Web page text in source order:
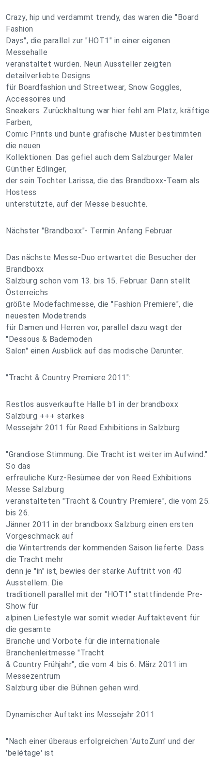
Crazy, hip und verdammt trendy, das waren die "Board
Fashion
Days", die parallel zur "HOT1" in einer eigenen
Messehalle
veranstaltet wurden. Neun Aussteller zeigten
detailverliebte Designs
für Boardfashion und Streetwear, Snow Goggles,
Accessoires und
Sneakers. Zurückhaltung war hier fehl am Platz, kräftige
Farben,
Comic Prints und bunte grafische Muster bestimmten
die neuen
Kollektionen. Das gefiel auch dem Salzburger Maler
Günther Edlinger,
der sein Tochter Larissa, die das Brandboxx-Team als
Hostess
unterstützte, auf der Messe besuchte.
Nächster "Brandboxx"- Termin Anfang Februar
Das nächste Messe-Duo ertwartet die Besucher der
Brandboxx
Salzburg schon vom 13. bis 15. Februar. Dann stellt
Österreichs
größte Modefachmesse, die "Fashion Premiere", die
neuesten Modetrends
für Damen und Herren vor, parallel dazu wagt der
"Dessous & Bademoden
Salon" einen Ausblick auf das modische Darunter.
"Tracht & Country Premiere 2011":
Restlos ausverkaufte Halle b1 in der brandboxx
Salzburg +++ starkes
Messejahr 2011 für Reed Exhibitions in Salzburg
"Grandiose Stimmung. Die Tracht ist weiter im Aufwind."
So das
erfreuliche Kurz-Resümee der von Reed Exhibitions
Messe Salzburg
veranstalteten "Tracht & Country Premiere", die vom 25.
bis 26.
Jänner 2011 in der brandboxx Salzburg einen ersten
Vorgeschmack auf
die Wintertrends der kommenden Saison lieferte. Dass
die Tracht mehr
denn je "in" ist, bewies der starke Auftritt von 40
Ausstellern. Die
traditionell parallel mit der "HOT1" stattfindende Pre-
Show für
alpinen Liefestyle war somit wieder Auftaktevent für
die gesamte
Branche und Vorbote für die internationale
Branchenleitmesse "Tracht
& Country Frühjahr", die vom 4. bis 6. März 2011 im
Messezentrum
Salzburg über die Bühnen gehen wird.
Dynamischer Auftakt ins Messejahr 2011
"Nach einer überaus erfolgreichen 'AutoZum' und der
'belétage' ist